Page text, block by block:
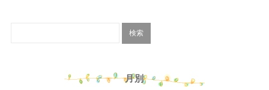
月別